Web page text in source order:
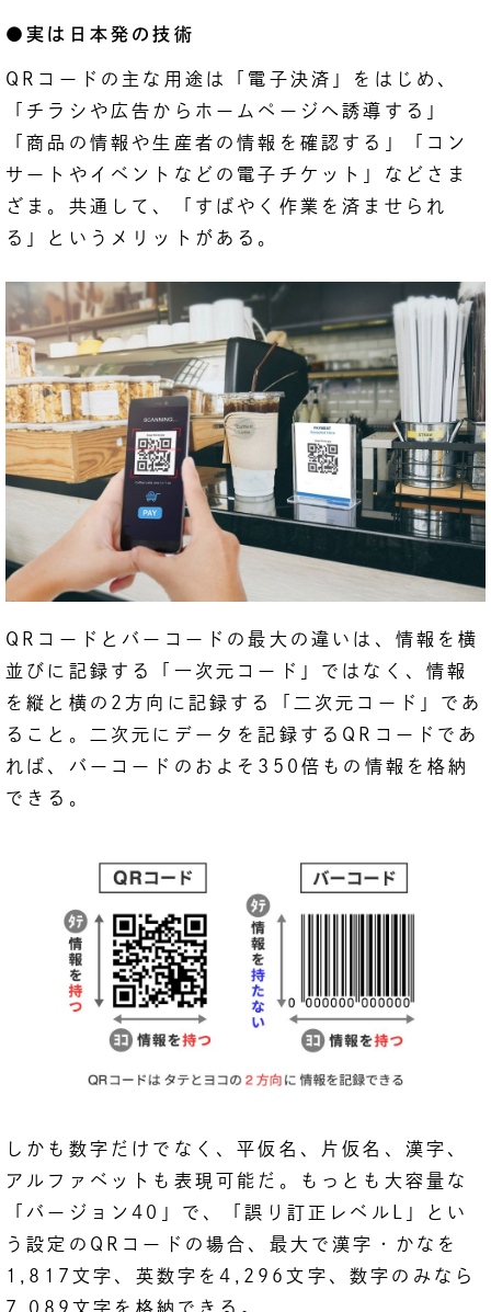
●実は日本発の技術
QRコードの主な用途は「電子決済」をはじめ、
「チラシや広告からホームページへ誘導する」
「商品の情報や生産者の情報を確認する」「コン
サートやイベントなどの電子チケット」などさま
ざま。共通して、「すばやく作業を済ませられ
る」というメリットがある。
QRコードとバーコードの最大の違いは、情報を横
並びに記録する「一次元コード」ではなく、情報
を縦と横の2方向に記録する「二次元コード」であ
ること。二次元にデータを記録するQRコードであ
れば、バーコードのおよそ350倍もの情報を格納
できる。
しかも数字だけでなく、平仮名、片仮名、漢字、
アルファベットも表現可能だ。もっとも大容量な
「バージョン40」で、「誤り訂正レベルL」とい
う設定のQRコードの場合、最大で漢字・かなを
1,817文字、英数字を4,296文字、数字のみなら
7,089文字を格納できる。